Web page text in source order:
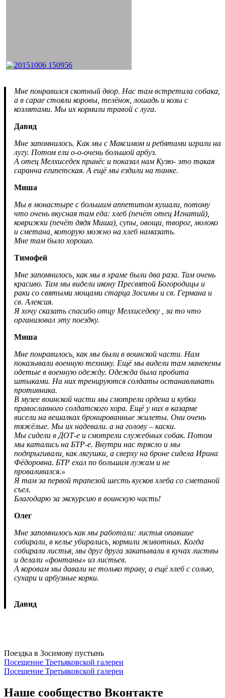
Мне понравился скотный двор. Нас там встретила собака,
а в сарае стояли коровы, телёнок, лошадь и козы с
козлятами. Мы их кормили травой с луга.
Давид
Мне запомнилось. Как мы с Максимом и ребятами играли на
лугу. Потом ели о-о-очень большой арбуз.
А отец Мелхиседек принёс и показал нам Кузю- это такая
саранча египетская. А ещё мы ездили на танке.
Миша
Мы в монастыре с большим аппетитом кушали, потому
что очень вкусная там еда: хлеб (печёт отец Игнатий),
коврижки (печёт дядя Миша), супы, овощи, творог, молоко
и сметана, которую можно на хлеб намазать.
Мне там было хорошо.
Тимофей
Мне запомнилось, как мы в храме были два раза. Там очень
красиво. Там мы видели икону Пресвятой Богородицы и
раки со святыми мощами старца Зосимы и св. Германа и
св. Алексия.
Я хочу сказать спасибо отцу Мелхиседеку , за то что
организовал эту поездку.
Миша
Мне понравилось, как мы были в воинской части. Нам
показывали военную технику. Ещё мы видели там манекены
одетые в военную одежду. Одежда была пробита
штыками. На них тренируются солдаты останавливать
противника.
В музее воинской части мы смотрели ордена и кубки
православного солдатского хора. Ещё у них в казарме
висели на вешалках бронированные жилеты. Они очень
тяжёлые. Мы их надевали. а на голову – каски.
Мы сидели в ДОТ-е и смотрели служебных собак. Потом
мы катались на БТР-е. Внутри нас трясло и мы
подпрыгивали, как лягушки, а сверху на броне сидела Ирина
Фёдоровна. БТР ехал по большим лужам и не
проваливался.»
Я там за первой трапезой шесть кусков хлеба со сметаной
съел.
Благодарю за экскурсию в воинскую часть!
Олег
Мне запомнилось как мы работали: листья опавшие
собирали, в келье убирались, кормили животных. Когда
собирали листья, мы друг друга закапывали в кучах листвы
и делали «фонтаны» из листьев.
А коровам мы давали не только траву, а ещё хлеб с солью,
сухари и арбузные корки.
Давид
Поездка в Зосимову пустынь
Навигация
по
записям
Посещение Третьяковской галереи
Посещение Третьяковской галереи
Наше сообщество Вконтакте